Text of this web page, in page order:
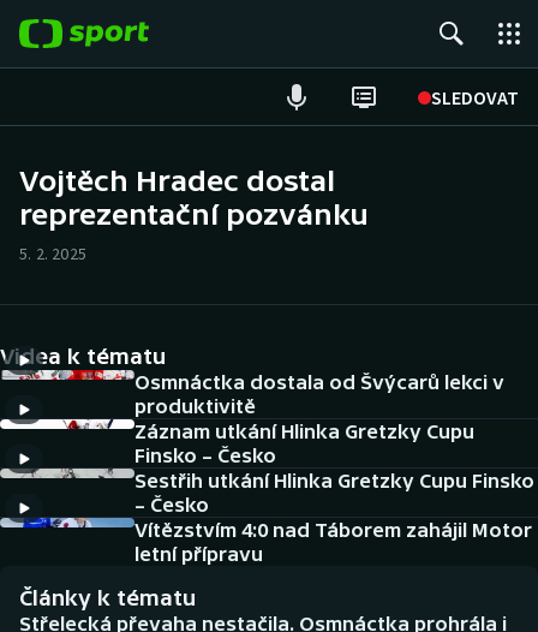
SLEDOVAT
Hokej
Cyklistika
DALŠÍ SPORTY
Americký fotbal
Baseball a softbal
Basketbal
NEPŘEHLÉDNĚTE
Historické návraty
Vojtěch Hradec dostal
reprezentační pozvánku
5. 2. 2025
Videa k tématu
Osmnáctka dostala od Švýcarů lekci v
produktivitě
Záznam utkání Hlinka Gretzky Cupu
Finsko – Česko
Sestřih utkání Hlinka Gretzky Cupu Finsko
– Česko
Vítězstvím 4:0 nad Táborem zahájil Motor
letní přípravu
Články k tématu
Střelecká převaha nestačila. Osmnáctka prohrála i